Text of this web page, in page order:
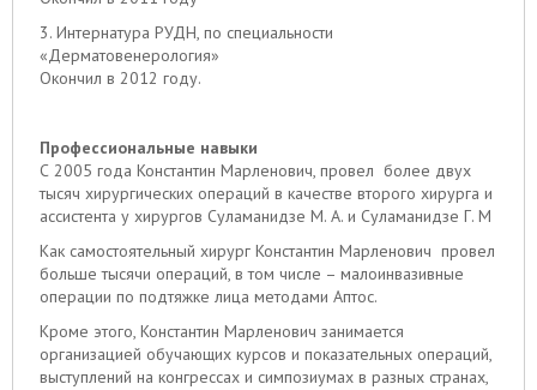
3. Интернатура РУДН, по специальности
«Дерматовенерология»
Окончил в 2012 году.
Профессиональные навыки
С 2005 года Константин Марленович, провел более двух
тысяч хирургических операций в качестве второго хирурга и
ассистента у хирургов Суламанидзе М. А. и Суламанидзе Г. М
Как самостоятельный хирург Константин Марленович провел
больше тысячи операций, в том числе – малоинвазивные
операции по подтяжке лица методами Аптос.
Кроме этого, Константин Марленович занимается
организацией обучающих курсов и показательных операций,
выступлений на конгрессах и симпозиумах в разных странах,